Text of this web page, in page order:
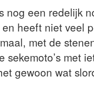
nog een redelijk
heeft niet veel
met de
sekemoto’s met
gewoon wat